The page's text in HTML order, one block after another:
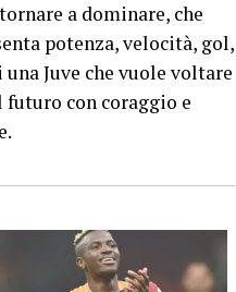
a dominare, che
potenza, velocità, gol,
Juve che vuole voltare
futuro con coraggio e